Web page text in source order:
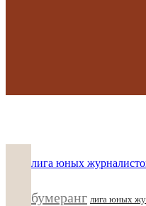
лига юных
бумеранг лига юных